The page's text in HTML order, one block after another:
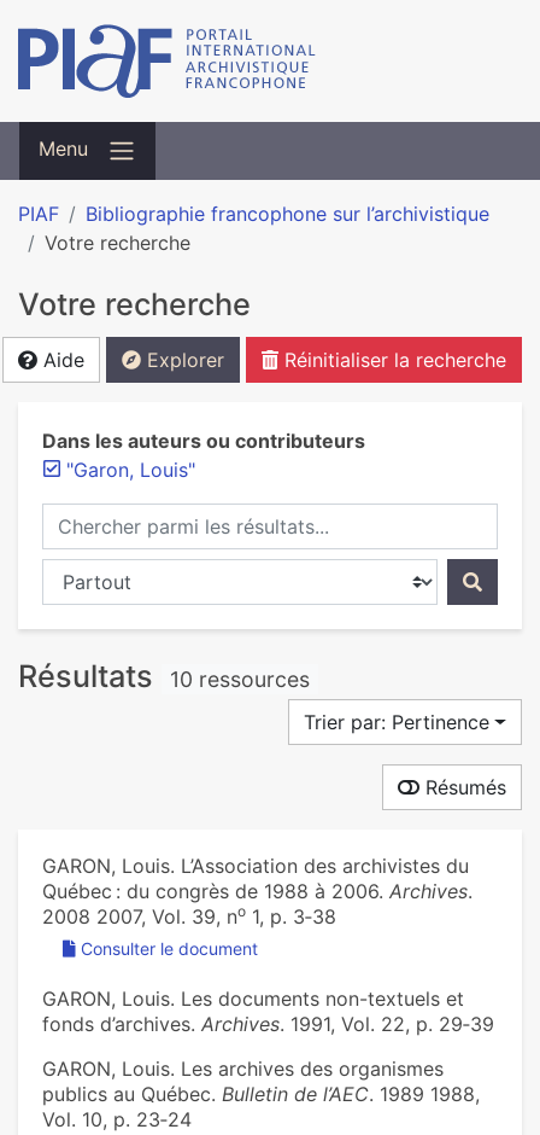
Menu
PIAF
Bibliographie francophone sur l’archivistique
Votre recherche
Votre recherche
Aide Explorer Réinitialiser la recherche
Dans les auteurs ou contributeurs
"Garon, Louis"
Chercher parmi les résultats...
Chercher dans...
Résultats 10 ressources
Trier par: Pertinence
Résumés
GARON, Louis. L’Association des archivistes du
Québec : du congrès de 1988 à 2006. Archives.
2008 2007, Vol. 39, no 1, p. 3‑38
Consulter le document
GARON, Louis. Les documents non-textuels et
fonds d’archives. Archives. 1991, Vol. 22, p. 29‑39
GARON, Louis. Les archives des organismes
publics au Québec. Bulletin de l’AEC. 1989 1988,
Vol. 10, p. 23‑24